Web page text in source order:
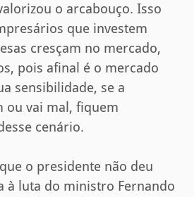
o arcabouço. Isso
que investem
cresçam no mercado,
pois afinal é o mercado
sensibilidade, se a
ou vai mal, fiquem
cenário.
o presidente não deu
à luta do ministro Fernando